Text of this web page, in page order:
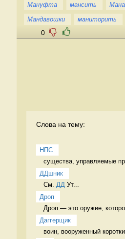
Мануфта мансить
Мандавошки
маниторить
0
Слова на тему:
НПС
cущества, управляемые
ДДшник
См. ДД Ут...
Дроп
Дроп — это оружие,
Даггерщик
воин, вооруженный